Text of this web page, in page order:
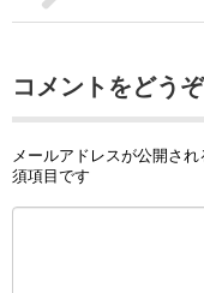
コメントをどうぞ
メールアドレスが公開され
須項目です